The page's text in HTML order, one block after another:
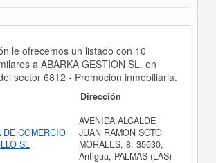
le ofrecemos un listado con 10
a ABARKA GESTION SL. en
sector 6812 - Promoción inmobiliaria.
Dirección
DE COMERCIO
SL
AVENIDA ALCALDE
JUAN RAMON SOTO
MORALES, 8, 35630,
Antigua, PALMAS (LAS)